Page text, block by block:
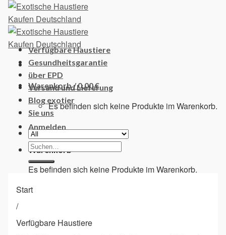
Skip
content
Warenkorb /0,00€
Es befinden sich keine Produkte im Warenkorb.
Anmelden
Warenkorb
Es befinden sich keine Produkte im Warenkorb.
Verfügbare Haustiere
Gesundheitsgarantie
über EPD
Versand und Lieferung
Blog exotier
Sie uns
Suchen
nach:
Start
/
Verfügbare Haustiere